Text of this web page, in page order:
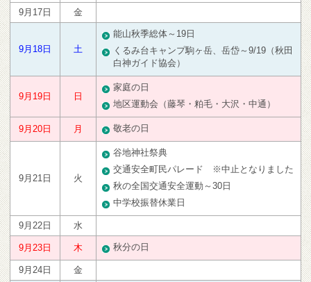
9月17日 金
9月18日 土
能山秋季総体～19日
くるみ台キャンプ駒ヶ岳、岳岱～9/19（秋田
白神ガイド協会）
9月19日 日
家庭の日
地区運動会（藤琴・粕毛・大沢・中通）
9月20日 月 敬老の日
9月21日 火
谷地神社祭典
交通安全町民パレード ※中止となりました
秋の全国交通安全運動～30日
中学校振替休業日
9月22日 水
9月23日 木 秋分の日
9月24日 金